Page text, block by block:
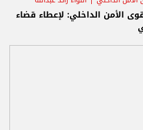
الأمن الداخلي: لإعطاء قضاء